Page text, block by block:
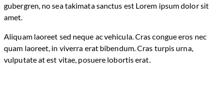
gubergren, no sea takimata sanctus est Lorem ipsum dolor sit
amet.
Aliquam laoreet sed neque ac vehicula. Cras congue eros nec
quam laoreet, in viverra erat bibendum. Cras turpis urna,
vulputate at est vitae, posuere lobortis erat.